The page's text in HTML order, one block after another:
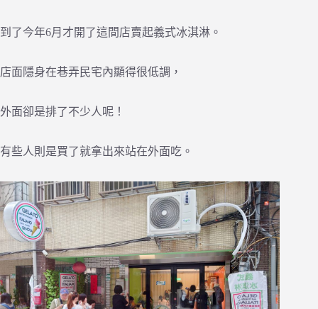
到了今年6月才開了這間店賣起義式冰淇淋。
店面隱身在巷弄民宅內顯得很低調，
外面卻是排了不少人呢！
有些人則是買了就拿出來站在外面吃。